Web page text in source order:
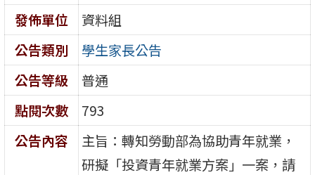
發佈單位
資料組
公告類別
學生家長公告
公告等級
普通
點閱次數
793
公告內容
主旨：轉知勞動部為協助青年就業，
研擬「投資青年就業方案」一案，請